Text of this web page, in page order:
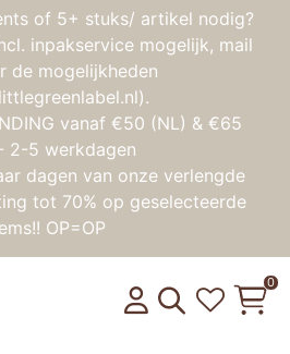
of 5+ stuks/ artikel nodig?
inpakservice mogelijk, mail
de mogelijkheden
vanaf €50 (NL) & €65
2-5 werkdagen
dagen van onze verlengde
tot 70% op geselecteerde
OP=OP
Toggle
0